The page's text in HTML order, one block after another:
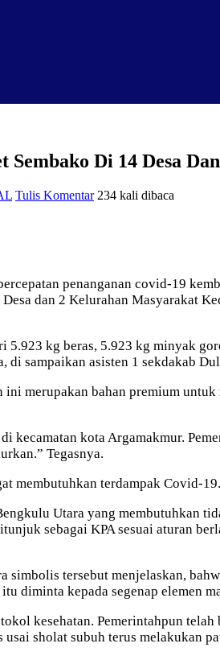
Di 14 Desa
Tulis Komentar 234 kali dibaca
penanganan covid-19
dan 2 Kelurahan Masyarakat
kg beras, 5.923 kg minyak
di sampaikan asisten 1 sekdakab
merupakan bahan premium
kota Argamakmur.
Tegasnya.
membutuhkan terdampak Covid-19.
Utara yang membutuhkan
sebagai KPA sesuai aturan
tersebut menjelaskan,
diminta kepada segenap elemen
kesehatan. Pemerintahpun
sholat subuh terus melakukan